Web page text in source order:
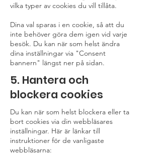
vilka typer av cookies du vill tillåta.
Dina val sparas i en cookie, så att du
inte behöver göra dem igen vid varje
besök. Du kan när som helst ändra
dina inställningar via "Consent
bannern" längst ner på sidan.
5. Hantera och
blockera cookies
Du kan när som helst blockera eller ta
bort cookies via din webbläsares
inställningar. Här är länkar till
instruktioner för de vanligaste
webbläsarna: